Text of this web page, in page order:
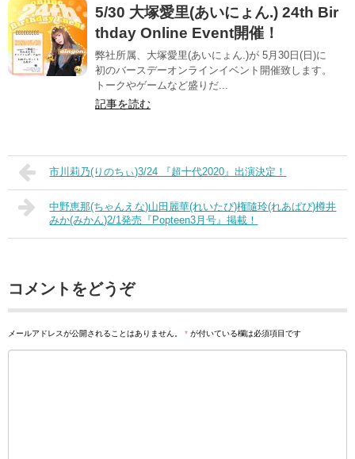
5/30 大塚愛里(あいにょん.) 24th Bir
thday Online Event開催！
弊社所属、大塚愛里(あいにょん.)が 5月30日(日)に
初のバースデーオンラインイベント開催致します。
トークやゲームなど盛りだ...
記事を読む
市川莉乃(りのちぃ)3/24 『超十代2020』出演決定！
中野恵那(ちゃんえな)山田麗華(れいたぴ)権隨玲(れあぱぴ)樽井
みか(みかん)2/1発売『Popteen3月号』掲載！
コメントをどうぞ
メールアドレスが公開されることはありません。 * が付いている欄は必須項目です